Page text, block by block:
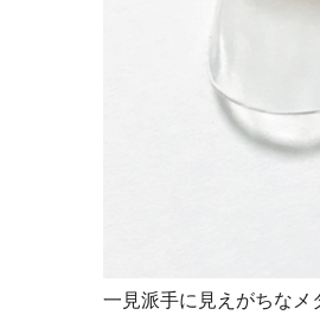
一見派手に見えがちなメ